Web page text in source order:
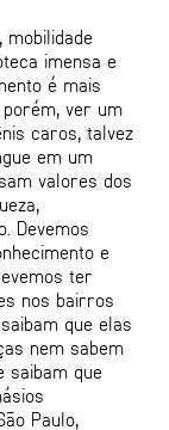
imensa e
é mais
ver um
caros, talvez
em um
valores dos
Devemos
e
ter
nos bairros
que elas
nem sabem
saibam que
Paulo,